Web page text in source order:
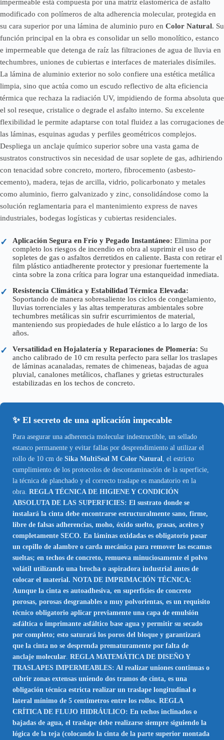
impermeable está compuesta por una matriz elastomérica de asfalto
modificado con polímeros de alta adherencia molecular, protegida en
su cara superior por una lámina de aluminio puro en Color Natural. Su
función principal en la obra es consolidar un sello monolítico, estanco
e impermeable que detenga de raíz las filtraciones de agua de lluvia en
techumbres, uniones de cubiertas e interfaces de materiales disímiles.
La lámina de aluminio exterior no solo confiere una estética metálica
limpia, sino que actúa como un escudo reflectivo de alta eficiencia
térmica que rechaza la radiación UV, impidiendo de forma absoluta que
el sol reseque, cristalice o degrade el asfalto interno. Su excelente
flexibilidad le permite adaptarse con total fluidez a las corrugaciones de
las láminas, esquinas agudas y perfiles geométricos complejos.
Despliega un anclaje químico superior sobre una vasta gama de
sustratos constructivos sin necesidad de usar soplete de gas, adhiriendo
con tenacidad sobre concreto, mortero, fibrocemento (asbesto-
cemento), madera, tejas de arcilla, vidrio, policarbonato y metales
como aluminio, fierro galvanizado y zinc, consolidándose como la
solución reglamentaria para el mantenimiento express de naves
industriales, bodegas logísticas y cubiertas residenciales.
✓ Aplicación Segura en Frío y Pegado Instantáneo: Elimina por
completo los riesgos de incendio en obra al suprimir el uso de
sopletes de gas o asfaltos derretidos en caliente. Basta con retirar el
film plástico antiadherente protector y presionar fuertemente la
cinta sobre la zona crítica para lograr una estanqueidad inmediata.
✓
Resistencia Climática y Estabilidad Térmica Elevada:
Soportando de manera sobresaliente los ciclos de congelamiento,
lluvias torrenciales y las altas temperaturas ambientales sobre
techumbres metálicas sin sufrir escurrimientos de material,
manteniendo sus propiedades de hule elástico a lo largo de los
años.
✓ Versatilidad en Hojalatería y Reparaciones de Plomería: Su
ancho calibrado de 10 cm resulta perfecto para sellar los traslapes
de láminas acanaladas, remates de chimeneas, bajadas de agua
pluvial, canalones metálicos, chaflanes y grietas estructurales
estabilizadas en los techos de concreto.
✨ El secreto de una aplicación impecable
Para asegurar una adherencia molecular indestructible, un sellado
estanco permanente y evitar fallas por desprendimiento al utilizar el
rollo de 10 cm de Sika MultiSeal M Color Natural
, el estricto
cumplimiento de los protocolos de descontaminación de la superficie,
la técnica de planchado y el correcto traslape es mandatorio en la
obra. REGLA TÉCNICA DE HIGIENE Y CONDICIÓN
ABSOLUTA DE LAS SUPERFICIES: El sustrato donde se
instalará la cinta debe encontrarse estructuralmente sano, firme,
libre de falsas adherencias, moho, óxido suelto, grasas, aceites y
completamente SECO. En láminas oxidadas es obligatorio pasar
un cepillo de alambre o carda mecánica para remover las escamas
sueltas; en techos de concreto, remueva minuciosamente el polvo
volátil utilizando una brocha o aspiradora industrial antes de
colocar el material. NOTA DE IMPRIMACIÓN TÉCNICA:
Aunque la cinta es autoadhesiva, en superficies de concreto
porosas, porosas desgranables o muy polvorientas, es un requisito
técnico obligatorio aplicar previamente una capa de emulsión
asfáltica o imprimante asfáltico base agua y permitir su secado
por completo; esto saturará los poros del bloque y garantizará
que la cinta no se desprenda prematuramente por falta de
anclaje molecular REGLA MATEMÁTICA DE DISEÑO Y
TRASLAPES IMPERMEABLES: Al realizar uniones continuas o
cubrir zonas extensas uniendo dos tramos de cinta, es una
obligación técnica estricta realizar un traslape longitudinal o
lateral mínimo de 5 centímetros entre los rollos. REGLA
CRÍTICA DE FLUJO HIDRÁULICO: En techos inclinados o
bajadas de agua, el traslape debe realizarse siempre siguiendo la
lógica de la teja (colocando la cinta de la parte superior montada